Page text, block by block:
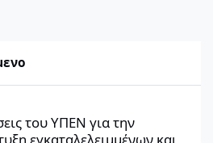
του ΥΠΕΝ για την
εγκαταλελειμμένων και